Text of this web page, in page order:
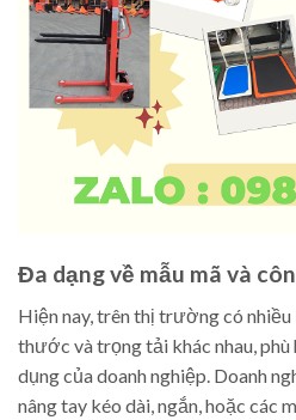
Đa dạng về mẫu mã và
Hiện nay, trên thị trường có
thước và trọng tải khác nhau,
dụng của doanh nghiệp. Doanh
nâng tay kéo dài, ngắn, hoặc các